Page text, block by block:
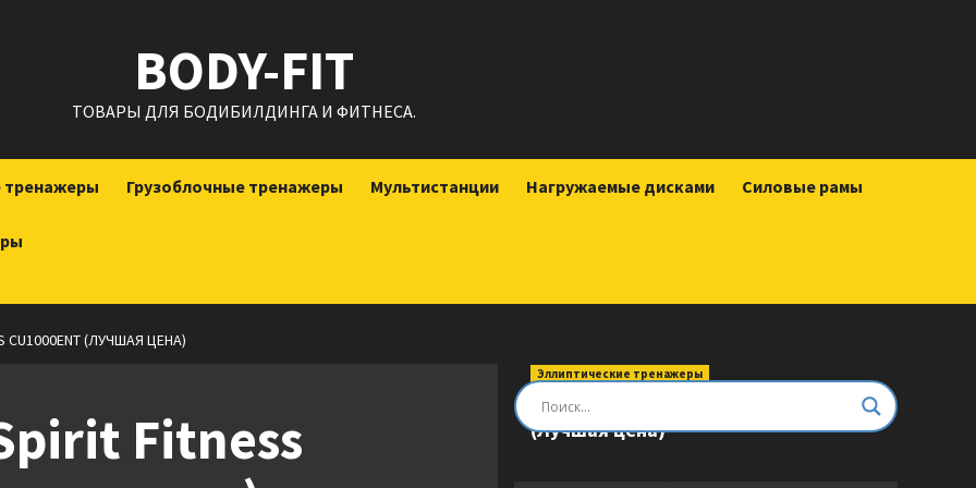
BODY-FIT
ТОВАРЫ ДЛЯ БОДИБИЛДИНГА И ФИТНЕСА.
тренажеры Грузоблочные тренажеры Мультистанции Нагружаемые дисками Силовые рамы
CU1000ENT (ЛУЧШАЯ ЦЕНА)
Fitness
Эллиптические тренажеры
Эллиптический тренажер DFC E8745T
(Лучшая цена)